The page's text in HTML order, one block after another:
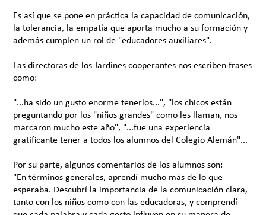
Es así que se pone en práctica la capacidad de comunicación,
la tolerancia, la empatía que aporta mucho a su formación y
además cumplen un rol de "educadores auxiliares".
Las directoras de los Jardines cooperantes nos escriben frases
como:
"...ha sido un gusto enorme tenerlos...", "los chicos están
preguntando por los "niños grandes" como les llaman, nos
marcaron mucho este año", "...fue una experiencia
gratificante tener a todos los alumnos del Colegio Alemán"...
Por su parte, algunos comentarios de los alumnos son:
"En términos generales, aprendí mucho más de lo que
esperaba. Descubrí la importancia de la comunicación clara,
tanto con los niños como con las educadoras, y comprendí